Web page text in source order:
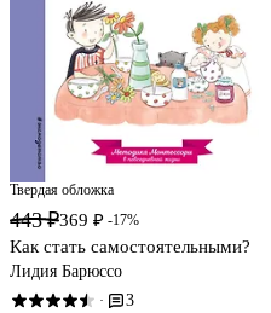
Твердая обложка
443 ₽369 ₽ -17%
Как стать самостоятельными?
Лидия Барюссо
· 3